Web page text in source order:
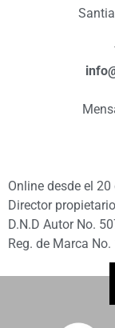
Online desde el
Director
D.N.D Autor No.
Reg. de Marca